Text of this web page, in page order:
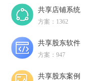
共享店铺系统
方案：1362
共享股东软件
方案：947
共享股东案例